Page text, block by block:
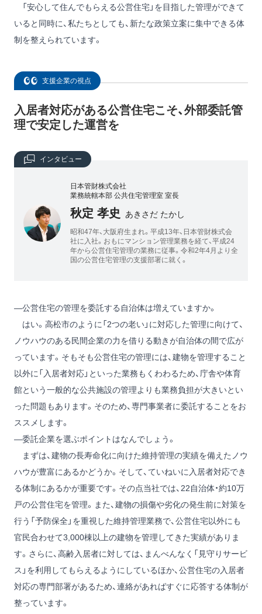
「安心して住んでもらえる公営住宅」を目指した管理ができて
いると同時に、私たちとしても、新たな政策立案に集中できる体
制を整えられています。
支援企業の視点
入居者対応がある公営住宅こそ、外部委託管
理で安定した運営を
インタビュー
日本管財株式会社
業務統轄本部 公共住宅管理室 室長
秋定 孝史 あきさだ たかし
昭和47年、大阪府生まれ。平成13年、日本管財株式会
社に入社。おもにマンション管理業務を経て、平成24
年から公営住宅管理の業務に従事。令和2年4月より全
国の公営住宅管理の支援部署に就く。
―公営住宅の管理を委託する自治体は増えていますか。
はい。高松市のように「2つの老い」に対応した管理に向けて、
ノウハウのある民間企業の力を借りる動きが自治体の間で広が
っています。そもそも公営住宅の管理には、建物を管理すること
以外に「入居者対応」といった業務もくわわるため、庁舎や体育
館という一般的な公共施設の管理よりも業務負担が大きいとい
った問題もあります。そのため、専門事業者に委託することをお
ススメします。
―委託企業を選ぶポイントはなんでしょう。
まずは、建物の長寿命化に向けた維持管理の実績を備えたノウ
ハウが豊富にあるかどうか。そして、ていねいに入居者対応でき
る体制にあるかが重要です。その点当社では、22自治体・約10万
戸の公営住宅を管理。また、建物の損傷や劣化の発生前に対策を
行う「予防保全」を重視した維持管理業務で、公営住宅以外にも
官民合わせて3,000棟以上の建物を管理してきた実績がありま
す。さらに、高齢入居者に対しては、まんべんなく「見守りサービ
ス」を利用してもらえるようにしているほか、公営住宅の入居者
対応の専門部署があるため、連絡があればすぐに応答する体制が
整っています。